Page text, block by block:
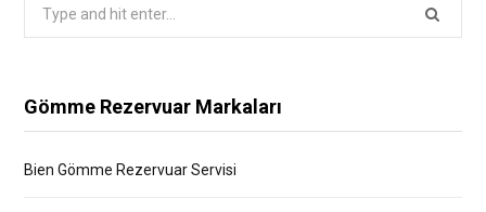
Gömme Rezervuar Markaları
Bien Gömme Rezervuar Servisi